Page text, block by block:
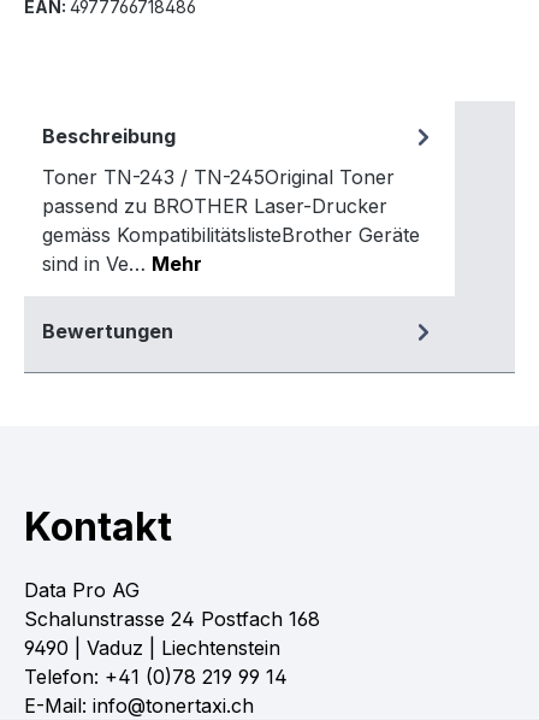
EAN: 4977766718486
Beschreibung
Toner TN-243 / TN-245Original Toner
passend zu BROTHER Laser-Drucker
gemäss KompatibilitätslisteBrother Geräte
sind in Ve… Mehr
Bewertungen
Kontakt
Data Pro AG
Schalunstrasse 24 Postfach 168
9490 | Vaduz | Liechtenstein
Telefon: +41 (0)78 219 99 14
E-Mail: info@tonertaxi.ch